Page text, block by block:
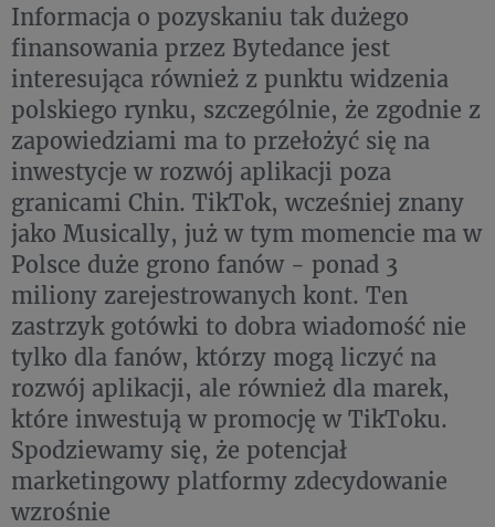
Informacja o pozyskaniu tak dużego
finansowania przez Bytedance jest
interesująca również z punktu widzenia
polskiego rynku, szczególnie, że zgodnie z
zapowiedziami ma to przełożyć się na
inwestycje w rozwój aplikacji poza
granicami Chin. TikTok, wcześniej znany
jako Musically, już w tym momencie ma w
Polsce duże grono fanów - ponad 3
miliony zarejestrowanych kont. Ten
zastrzyk gotówki to dobra wiadomość nie
tylko dla fanów, którzy mogą liczyć na
rozwój aplikacji, ale również dla marek,
które inwestują w promocję w TikToku.
Spodziewamy się, że potencjał
marketingowy platformy zdecydowanie
wzrośnie